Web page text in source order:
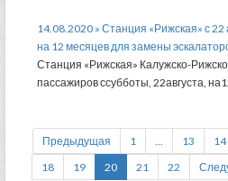
14.08.2020 » Станция «Рижская» с 22
на 12 месяцев для замены
Станция «Рижская» Калужско-
пассажиров ссубботы, 22августа,
Предыдущая 1 ... 13 14
18
19 20 21 22